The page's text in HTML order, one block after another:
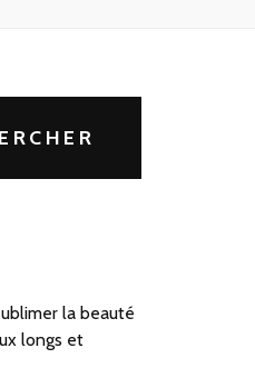
la beauté
longs et